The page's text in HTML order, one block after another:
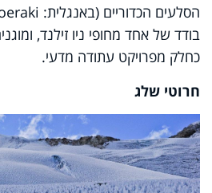
בודד של אחד מחופי ניו זילנד,
כחלק מפרויקט עתודה מדעי.
חרוטי שלג